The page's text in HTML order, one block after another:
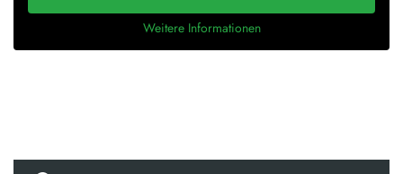
Weitere Informationen